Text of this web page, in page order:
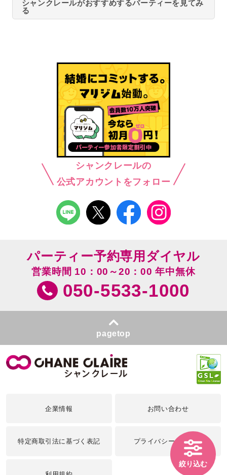
シャンクレールがおすすめするパーティーを見てみ
る
シャンクレールの
公式アカウントをフォロー
絞り込む
パーティー予約専用ダイヤル
営業時間 10：00～20：00 年中無休
050-5533-1000
pagetop
企業情報 お問い合わせ
特定商取引法に基づく表記 プライバシーポリシー